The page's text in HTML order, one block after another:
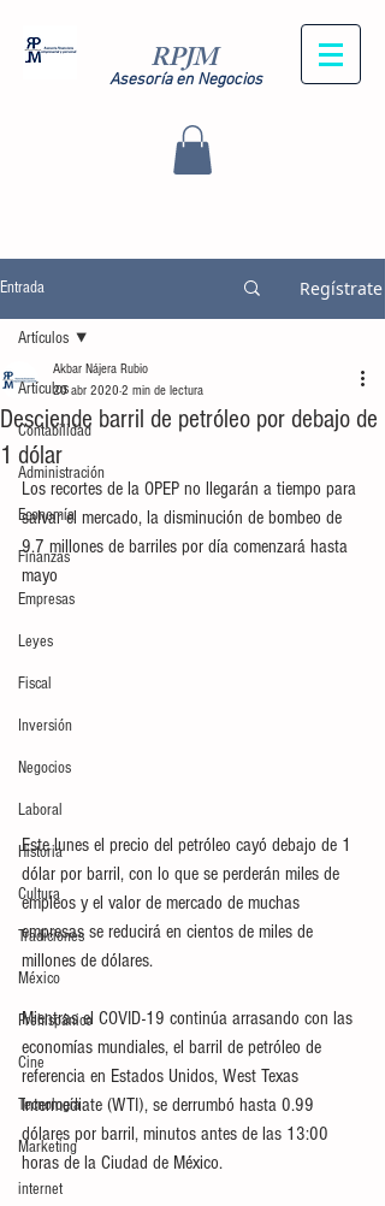
RPJM
Asesoría en Negocios
Entrada Regístrate
Artículos
Contabilidad
Administración
Economía
Finanzas
Empresas
Leyes
Fiscal
Inversión
Negocios
Laboral
Historia
Cultura
Tradiciones
México
Prehispánico
Cine
Tecnología
Marketing
internet
Artículos
Desciende barril de petróleo por debajo de
1 dólar
Akbar Nájera Rubio
20 abr 2020 2 min de lectura
Los recortes de la OPEP no llegarán a tiempo para
salvar el mercado, la disminución de bombeo de
9.7 millones de barriles por día comenzará hasta
mayo
Este lunes el precio del petróleo cayó debajo de 1
dólar por barril, con lo que se perderán miles de
empleos y el valor de mercado de muchas
empresas se reducirá en cientos de miles de
millones de dólares.
Mientras el COVID-19 continúa arrasando con las
economías mundiales, el barril de petróleo de
referencia en Estados Unidos, West Texas
Intermediate (WTI), se derrumbó hasta 0.99
dólares por barril, minutos antes de las 13:00
horas de la Ciudad de México.